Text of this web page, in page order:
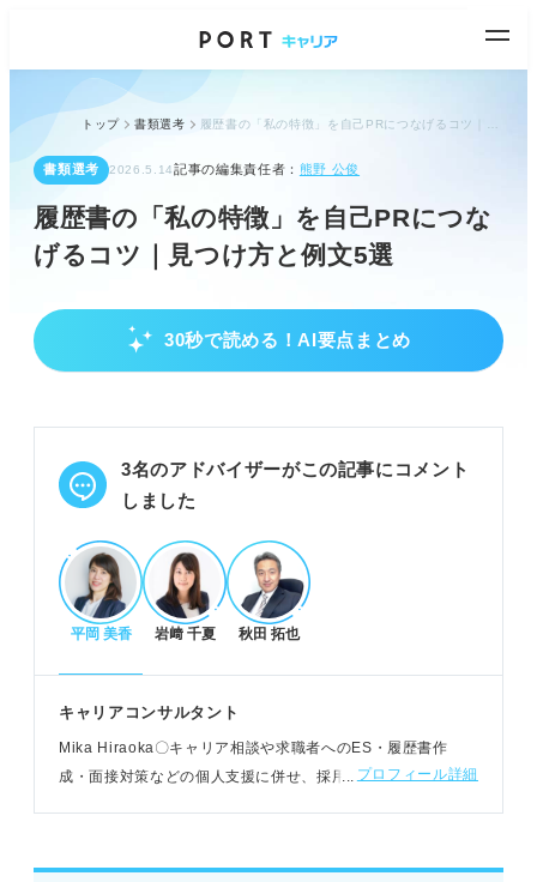
トップ 書類選考
書類選考 2026.5.14記事の編集責任者： 熊野 公俊
履歴書の「私の特徴」を自己PRにつな
げるコツ｜見つけ方と例文5選
30秒で読める！AI要点まとめ
「私の特徴」欄は自己PRのチャンス！
POINT：採用担当者が興味を持ち、面接で深掘りさ
れる重要項目。
採用担当者が注目するポイントと書き方のコツ
企業との相性や入社後の貢献度を伝える。
長所を具体的なエピソードと仕事への活かし方で示
す。
例：リーダーシップをサークル活動での成果と入社
後の貢献に繋げる。
3名のアドバイザーがこの記事にコメント
しました
平岡 美香 岩﨑 千夏 秋田 拓也
キャリアコンサルタント
Mika Hiraoka〇キャリア相談や求職者へのES・履歴書作
成・面接対策などの個人支援に併せ、採用や育成・働き方改
プロフィール詳細